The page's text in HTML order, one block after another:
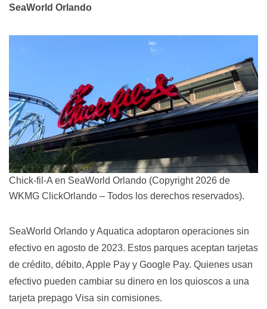
SeaWorld Orlando
Chick-fil-A en SeaWorld Orlando (Copyright 2026 de
WKMG ClickOrlando – Todos los derechos reservados).
SeaWorld Orlando y Aquatica adoptaron operaciones sin
efectivo en agosto de 2023. Estos parques aceptan tarjetas
de crédito, débito, Apple Pay y Google Pay. Quienes usan
efectivo pueden cambiar su dinero en los quioscos a una
tarjeta prepago Visa sin comisiones.